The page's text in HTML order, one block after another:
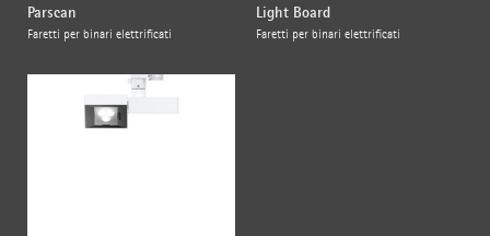
Parscan
Faretti per binari elettrificati
Light Board
Faretti per binari elettrificati